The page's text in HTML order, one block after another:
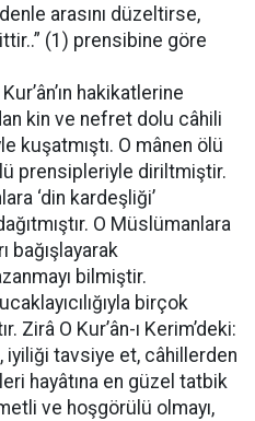
arasını düzeltirse,
(1) prensibine göre
hakikatlerine
kin ve nefret dolu câhili
kuşatmıştı. O mânen ölü
prensipleriyle diriltmiştir.
‘din kardeşliği’
O Müslümanlara
bağışlayarak
bilmiştir.
birçok
Zirâ O Kur’ân-ı Kerim’deki:
iyiliği tavsiye et, câhillerden
hayâtına en güzel tatbik
ve hoşgörülü olmayı,